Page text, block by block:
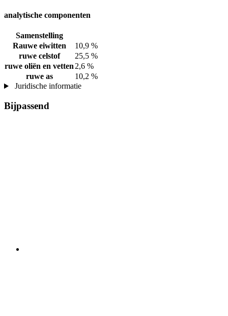
analytische componenten
Samenstelling
Rauwe eiwitten
10,9 %
ruwe celstof
25,5 %
ruwe oliën en vetten 2,6 %
ruwe as
10,2 %
Juridische informatie
Bijpassend